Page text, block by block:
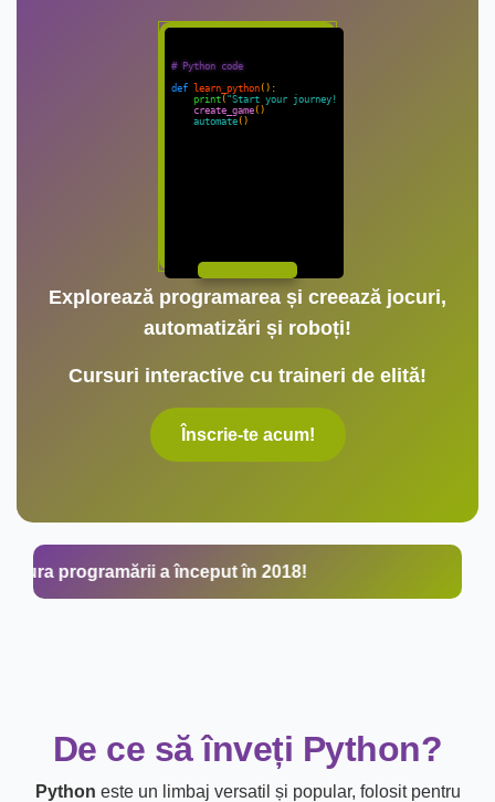
# Python code
def
learn_python ():
print ( "Start your journey!"
create_game ()
automate ()
Explorează programarea și creează jocuri,
automatizări și roboți!
Cursuri interactive cu traineri de elită!
Înscrie-te acum!
a început în 2018!
De ce să înveți Python?
Python este un limbaj versatil și popular, folosit pentru